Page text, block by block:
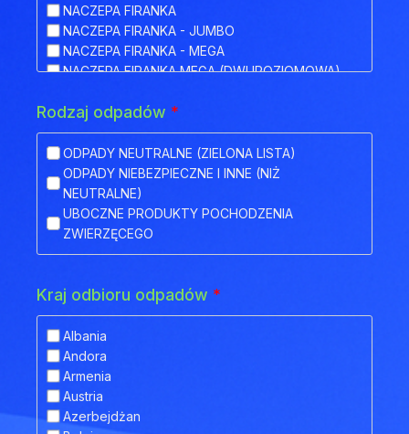
NACZEPA FIRANKA
NACZEPA FIRANKA - JUMBO
NACZEPA FIRANKA - MEGA
NACZEPA FIRANKA MEGA (DWUPOZIOMOWA)
NACZEPA HAKOWA Z PRZYCZEPĄ
NACZEPA IZOTERMA
NACZEPA KŁONICOWA
NACZEPA KONTENEROWA
NACZEPA MEGA (NISKOPODWOZIOWA)
NACZEPA NISKOPODWOZIOWA
NACZEPA NISKOPODWOZIOWA Z OBNIŻONYM
POKŁADEM
NACZEPA PLATFORMA
NACZEPA PLATFORMOWA BDF
NACZEPA PRZEZNACZONA DO TRANSPORTU
ZWIERZĄT
NACZEPA SILOS
NACZEPA SKRZYNIOWA
NACZEPA TELEMEGA
Rodzaj odpadów *
ODPADY NEUTRALNE (ZIELONA LISTA)
ODPADY NIEBEZPIECZNE I INNE (NIŻ
NEUTRALNE)
UBOCZNE PRODUKTY POCHODZENIA
ZWIERZĘCEGO
Kraj odbioru odpadów *
Albania
Andora
Armenia
Austria
Azerbejdżan